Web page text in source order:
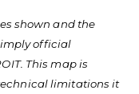
shown and the
official
This map is
limitations it